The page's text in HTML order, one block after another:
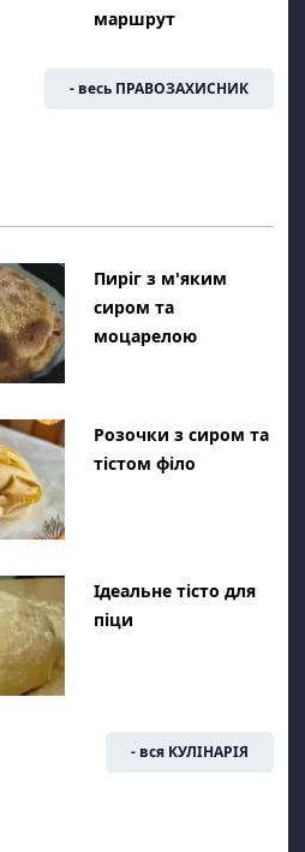
маршрут
- весь ПРАВОЗАХИСНИК
Пиріг з м'яким
сиром та
моцарелою
Розочки з сиром та
тістом філо
Ідеальне тісто для
піци
- вся КУЛІНАРІЯ